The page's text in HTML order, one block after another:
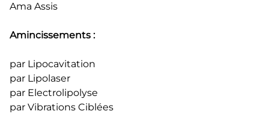
Ama Assis
Amincissements :
par Lipocavitation
par Lipolaser
par Electrolipolyse
par Vibrations Ciblées